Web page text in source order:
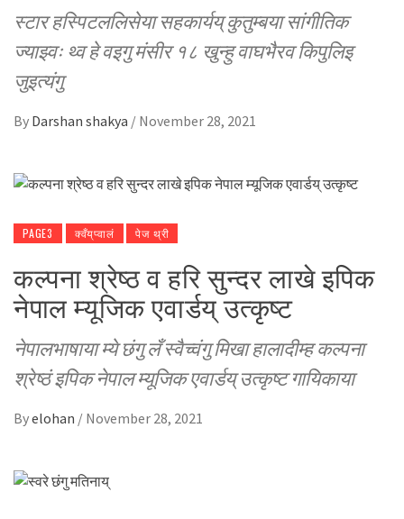
स्टार हस्पिटललिसेया सहकार्यय् कुतुम्बया सांगीतिक
ज्याझ्वः थ्व हे वइगु मंसीर १८ खुन्हु वाघभैरव किपुलिइ
जुइत्यंगु
By Darshan shakya / November 28, 2021
PAGE3 क्वँय्‌प्वालं पेज थ्री
कल्पना श्रेष्ठ व हरि सुन्दर लाखे इपिक
नेपाल म्यूजिक एवार्डय् उत्कृष्ट
नेपालभाषाया म्ये छंगु लँ स्वैच्वंगु मिखा हालादीम्ह कल्पना
श्रेष्ठं इपिक नेपाल म्यूजिक एवार्डय् उत्कृष्ट गायिकाया
Byelohan / November 28, 2021